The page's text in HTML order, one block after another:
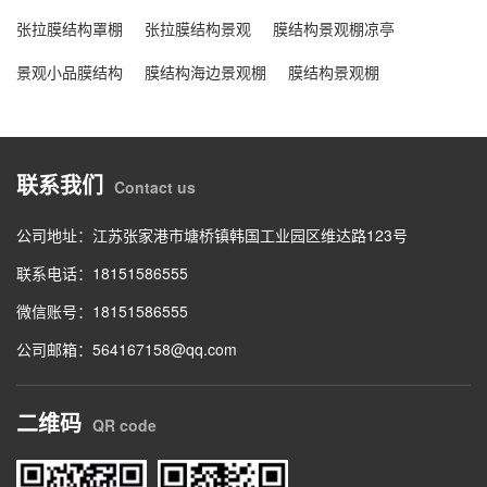
张拉膜结构罩棚 张拉膜结构景观
膜结构景观棚凉亭
景观小品膜结构
膜结构海边景观棚 膜结构景观棚
联系我们 Contact us
公司地址：江苏张家港市塘桥镇韩国工业园区维达路123号
联系电话：18151586555
微信账号：18151586555
公司邮箱：564167158@qq.com
二维码 QR code